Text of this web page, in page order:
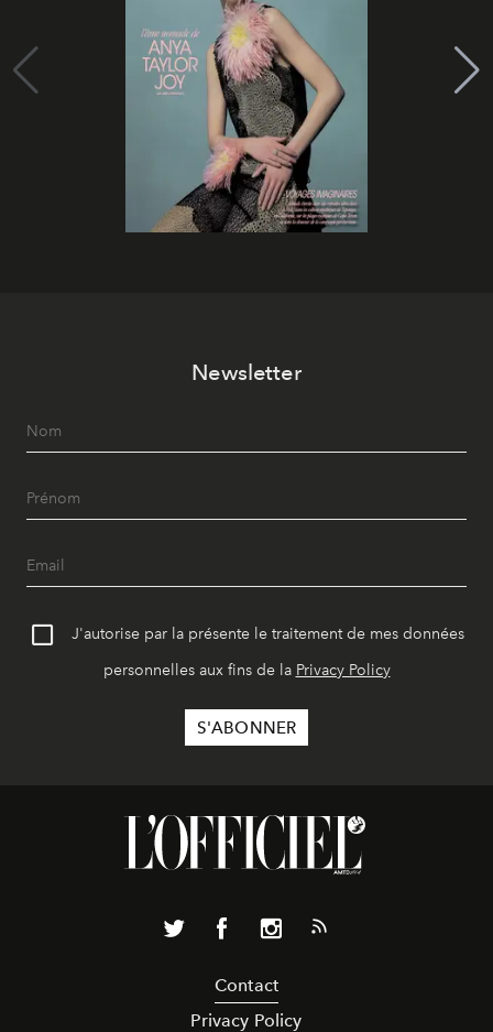
Newsletter
J'autorise par la présente le traitement de mes données
personnelles aux fins de la Privacy Policy
Contact
Privacy Policy